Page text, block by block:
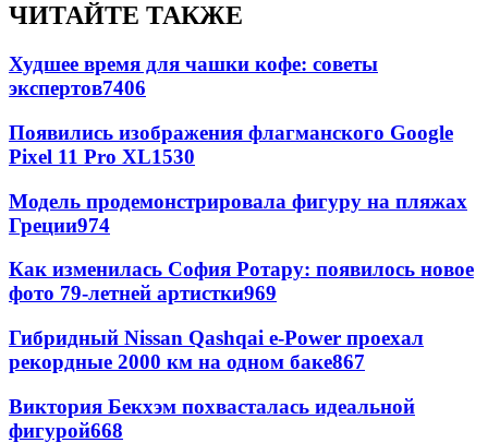
ЧИТАЙТЕ ТАКЖЕ
Худшее время для чашки кофе: советы
экспертов7406
Появились изображения флагманского Google
Pixel 11 Pro XL1530
Модель продемонстрировала фигуру на пляжах
Греции974
Как изменилась София Ротару: появилось новое
фото 79-летней артистки969
Гибридный Nissan Qashqai e-Power проехал
рекордные 2000 км на одном баке867
Виктория Бекхэм похвасталась идеальной
фигурой668